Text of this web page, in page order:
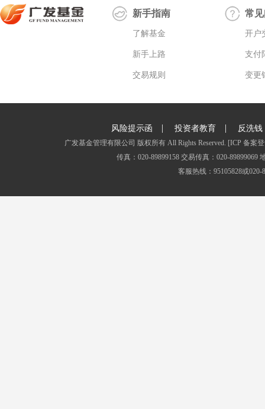
新手指南
了解基金
新手上路
交易规则
常
开户
支付
变更
风险提示函 | 投资者教育 | 反洗钱
广发基金管理有限公司 版权所有 All Rights Reserved. [ICP 备案
传真：020-89899158 交易传真：020-
客服热线：95105828或020-